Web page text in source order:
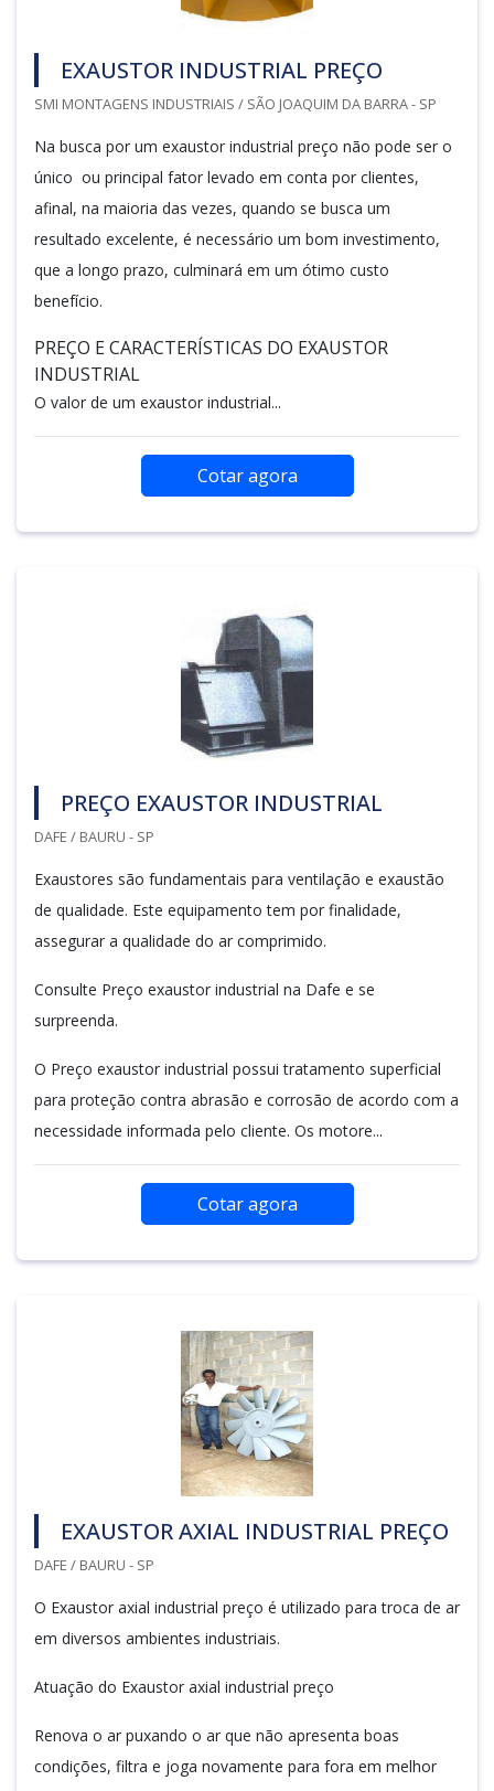
EXAUSTOR INDUSTRIAL PREÇO
SMI MONTAGENS INDUSTRIAIS / SÃO JOAQUIM DA BARRA - SP
Na busca por um exaustor industrial preço não pode ser o
único ou principal fator levado em conta por clientes,
afinal, na maioria das vezes, quando se busca um
resultado excelente, é necessário um bom investimento,
que a longo prazo, culminará em um ótimo custo
benefício.
PREÇO E CARACTERÍSTICAS DO EXAUSTOR
INDUSTRIAL
O valor de um exaustor industrial...
Cotar agora
PREÇO EXAUSTOR INDUSTRIAL
DAFE / BAURU - SP
Exaustores são fundamentais para ventilação e exaustão
de qualidade. Este equipamento tem por finalidade,
assegurar a qualidade do ar comprimido.
Consulte Preço exaustor industrial na Dafe e se
surpreenda.
O Preço exaustor industrial possui tratamento superficial
para proteção contra abrasão e corrosão de acordo com a
necessidade informada pelo cliente. Os motore...
Cotar agora
EXAUSTOR AXIAL INDUSTRIAL PREÇO
DAFE / BAURU - SP
O Exaustor axial industrial preço é utilizado para troca de ar
em diversos ambientes industriais.
Atuação do Exaustor axial industrial preço
Renova o ar puxando o ar que não apresenta boas
condições, filtra e joga novamente para fora em melhor